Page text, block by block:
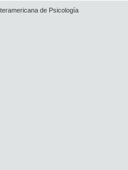
de Psicología